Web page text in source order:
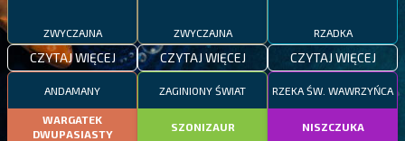
ZWYCZAJNA
CZYTAJ WIĘCEJ
ZWYCZAJNA
CZYTAJ WIĘCEJ
RZADKA
CZYTAJ WIĘCEJ
ANDAMANY
WARGATEK
DWUPASIASTY
ZAGINIONY ŚWIAT
SZONIZAUR
RZEKA ŚW. WAWRZYŃCA
NISZCZUKA